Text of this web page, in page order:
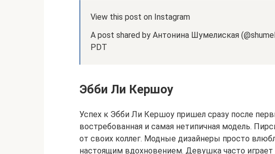
View this post on Instagram
A post shared by Антонина Шумелиская
PDT
Эбби Ли Кершоу
Успех к Эбби Ли Кершоу пришел сразу после
востребованная и самая нетипичная модель.
от своих коллег. Модные дизайнеры просто
настоящим вдохновением. Девушка часто